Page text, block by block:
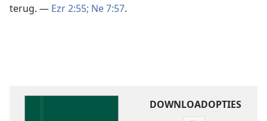
terug. — Ezr 2:55; Ne 7:57.
DOWNLOADOPTIES